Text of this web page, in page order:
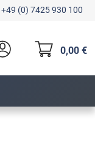
+49 (0) 7425 930 100
0,00 €